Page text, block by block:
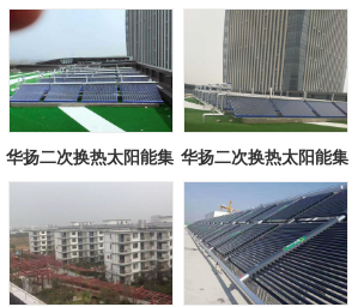
华扬二次换热太阳能集 华扬二次换热太阳能集
中系统